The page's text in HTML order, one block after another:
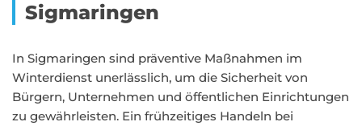
Sigmaringen
In Sigmaringen sind präventive Maßnahmen im
Winterdienst unerlässlich, um die Sicherheit von
Bürgern, Unternehmen und öffentlichen Einrichtungen
zu gewährleisten. Ein frühzeitiges Handeln bei